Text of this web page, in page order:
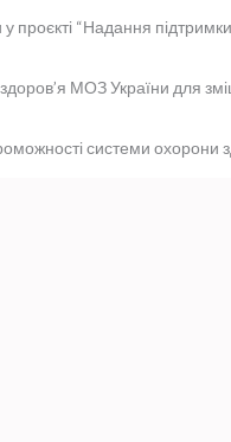
проєкті “Надання
МОЗ України для
системи охорони